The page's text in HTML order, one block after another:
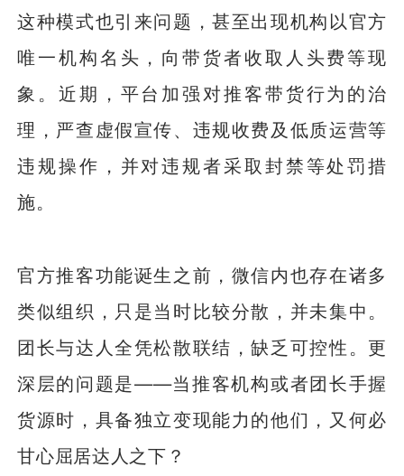
这种模式也引来问题，甚至出现机构以官方
唯一机构名头，向带货者收取人头费等现
象。近期，平台加强对推客带货行为的治
理，严查虚假宣传、违规收费及低质运营等
违规操作，并对违规者采取封禁等处罚措
施。
官方推客功能诞生之前，微信内也存在诸多
类似组织，只是当时比较分散，并未集中。
团长与达人全凭松散联结，缺乏可控性。更
深层的问题是——当推客机构或者团长手握
货源时，具备独立变现能力的他们，又何必
甘心屈居达人之下？